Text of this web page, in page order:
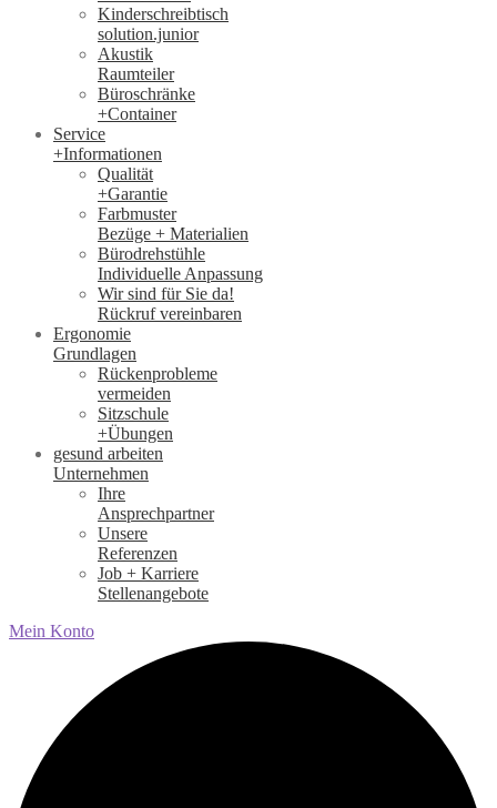
Kinderschreibtisch
solution.junior
Akustik
Raumteiler
Büroschränke
+Container
Service
+Informationen
Qualität
+Garantie
Farbmuster
Bezüge + Materialien
Bürodrehstühle
Individuelle Anpassung
Wir sind für Sie da!
Rückruf vereinbaren
Ergonomie
Grundlagen
Rückenprobleme
vermeiden
Sitzschule
+Übungen
gesund arbeiten
Unternehmen
Ihre
Ansprechpartner
Unsere
Referenzen
Job + Karriere
Stellenangebote
Mein Konto